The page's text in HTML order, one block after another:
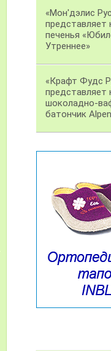
«Мон'дэлис
представляет
печенья
Утреннее»
«Крафт Фудс
представляет
шоколадно-
батончик